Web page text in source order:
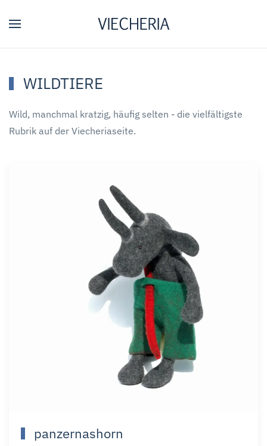
WILDTIERE
Wild, manchmal kratzig, häufig selten - die vielfältigste
Rubrik auf der Viecheriaseite.
panzernashorn